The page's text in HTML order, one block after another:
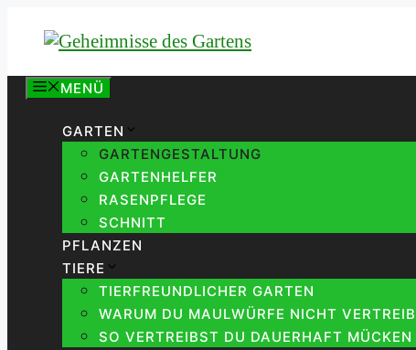
Inhalt
MENÜ
GARTEN
GARTENGESTALTUNG
GARTENHELFER
RASENPFLEGE
SCHNITT
PFLANZEN
TIERE
TIERFREUNDLICHER GARTEN
WARUM DU MAULWÜRFE NICHT
SO VERTREIBST DU DAUERHAFT